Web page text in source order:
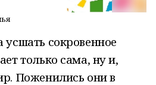
сокровенное
только сама, ну и,
Поженились они в